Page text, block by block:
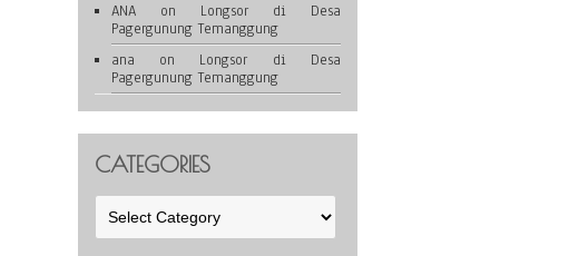
ANAon Longsor di Desa
Pagergunung Temanggung
ana on Longsor di Desa
Pagergunung Temanggung
CATEGORIES
Categories